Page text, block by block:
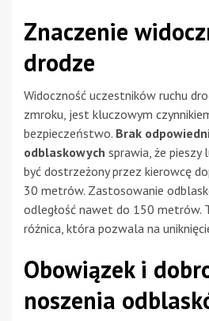
Znaczenie
drodze
Widoczność uczestników ruchu
zmroku, jest kluczowym
bezpieczeństwo. Brak
odblaskowych sprawia, że
być dostrzeżony przez kierowcę
30 metrów. Zastosowanie
odległość nawet do 150 metrów.
różnica, która pozwala na
Obowiązek i
noszenia